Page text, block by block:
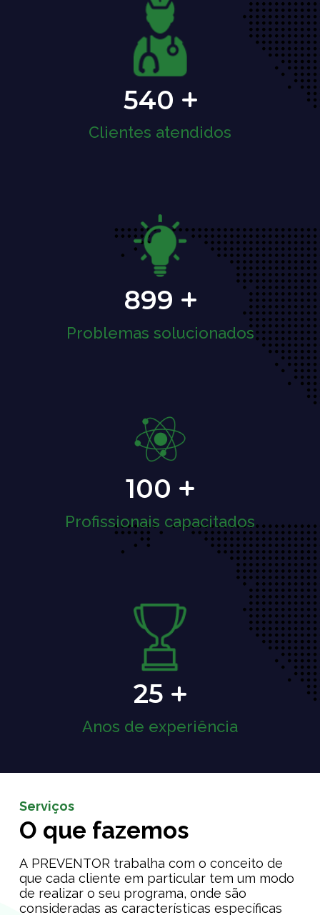
540
Clientes atendidos
899
Problemas solucionados
100
Profissionais capacitados
25
Anos de experiência
Serviços
O que fazemos
A PREVENTOR trabalha com o conceito de
que cada cliente em particular tem um modo
de realizar o seu programa, onde são
consideradas as características específicas